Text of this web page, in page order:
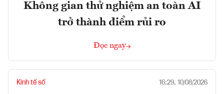
Không gian thử nghiệm an toàn AI
trở thành điểm rủi ro
Đọc ngay
Kinh tế số 16:29, 10/08/2026